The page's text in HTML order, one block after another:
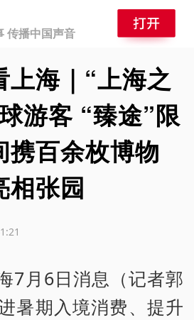
传播中国声音
海｜“上海之
游客 “臻途”限
携百余枚博物
相张园
7月6日消息（记者郭
暑期入境消费、提升